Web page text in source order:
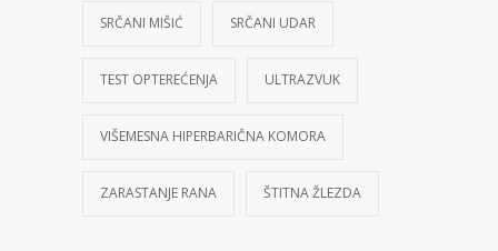
SRČANI MIŠIĆ SRČANI UDAR
TEST OPTEREĆENJA ULTRAZVUK
VIŠEMESNA HIPERBARIČNA KOMORA
ZARASTANJE RANA ŠTITNA ŽLEZDA